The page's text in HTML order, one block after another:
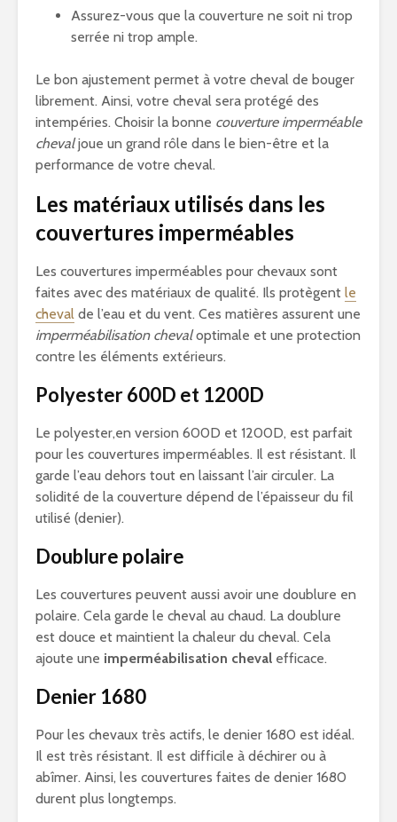
Assurez-vous que la couverture ne soit ni trop
serrée ni trop ample.
Le bon ajustement permet à votre cheval de bouger
librement. Ainsi, votre cheval sera protégé des
intempéries. Choisir la bonne couverture imperméable
chevaljoue un grand rôle dans le bien-être et la
performance de votre cheval.
Les matériaux utilisés dans les
couvertures imperméables
Les couvertures imperméables pour chevaux sont
faites avec des matériaux de qualité. Ils protègent le
cheval de l’eau et du vent. Ces matières assurent une
imperméabilisation chevaloptimale et une protection
contre les éléments extérieurs.
Polyester 600D et 1200D
Le polyester,en version 600D et 1200D, est parfait
pour les couvertures imperméables. Il est résistant. Il
garde l’eau dehors tout en laissant l’air circuler. La
solidité de la couverture dépend de l’épaisseur du fil
utilisé (denier).
Doublure polaire
Les couvertures peuvent aussi avoir une doublure en
polaire. Cela garde le cheval au chaud. La doublure
est douce et maintient la chaleur du cheval. Cela
ajoute une imperméabilisation cheval efficace.
Denier 1680
Pour les chevaux très actifs, le denier 1680 est idéal.
Il est très résistant. Il est difficile à déchirer ou à
abîmer. Ainsi, les couvertures faites de denier 1680
durent plus longtemps.